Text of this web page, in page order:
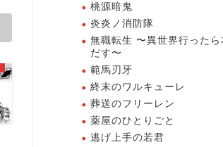
桃源暗鬼
炎炎ノ消防隊
無職転生 〜異世界行ったら
だす〜
範馬刃牙
終末のワルキューレ
葬送のフリーレン
薬屋のひとりごと
逃げ上手の若君